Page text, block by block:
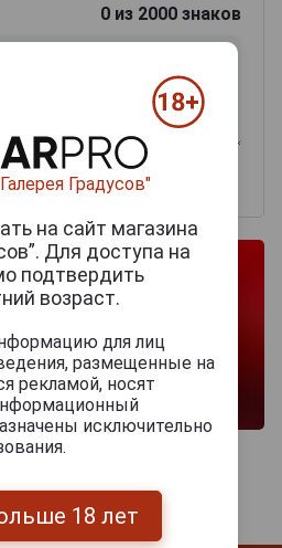
0 из 2000 знаков
Градусов"
на сайт магазина
Для доступа на
подтвердить
возраст.
для лиц
размещенные на
рекламой, носят
исключительно
18 лет